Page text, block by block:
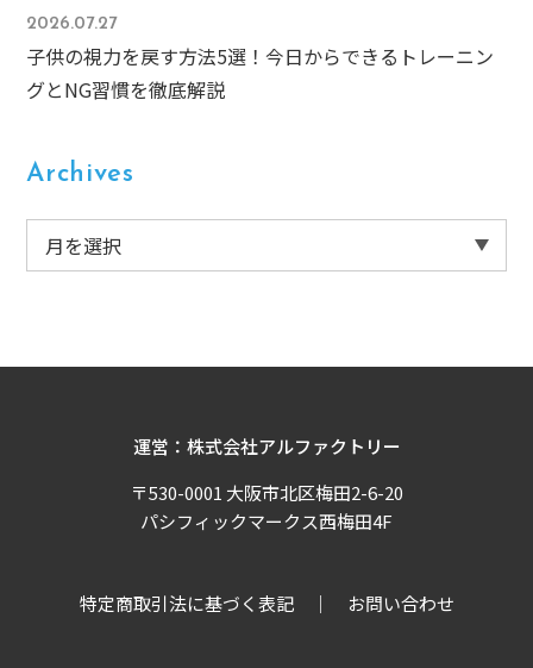
2026.07.27
子供の視力を戻す方法5選！今日からできるトレーニン
グとNG習慣を徹底解説
Archives
運営：株式会社アルファクトリー
〒530-0001 大阪市北区梅田2-6-20
パシフィックマークス西梅田4F
特定商取引法に基づく表記 お問い合わせ